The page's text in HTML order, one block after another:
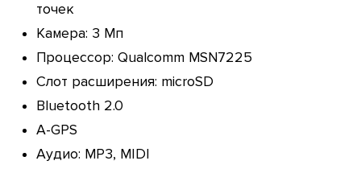
точек
Камера: 3 Мп
Процессор: Qualcomm MSN7225
Слот расширения: microSD
Bluetooth 2.0
A-GPS
Аудио: MP3, MIDI